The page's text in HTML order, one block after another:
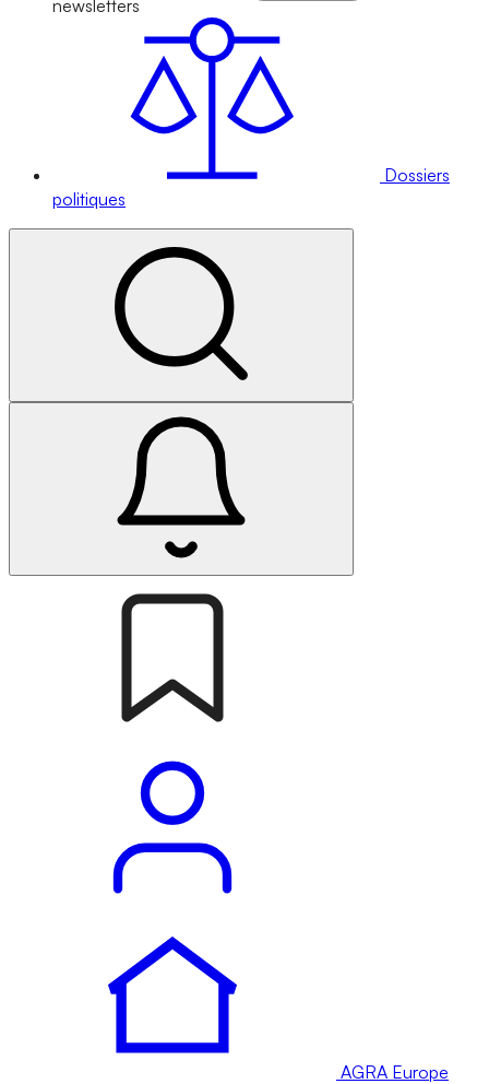
newsletters
Dossiers
politiques
AGRA Europe